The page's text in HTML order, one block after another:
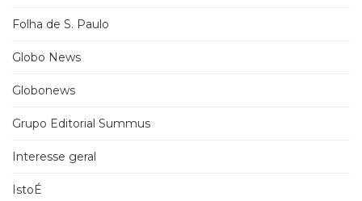
Folha de S. Paulo
Globo News
Globonews
Grupo Editorial Summus
Interesse geral
IstoÉ